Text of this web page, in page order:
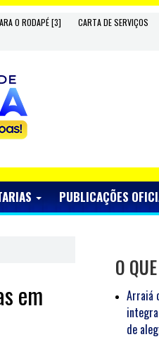
O RODAPÉ [3] CARTA DE SERVIÇOS
PUBLICAÇÕES
em
O
Arraiá
de